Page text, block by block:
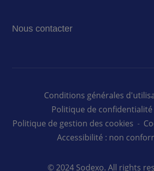
Ecoles & Universités
Administration pénitentiaire
Nous contacter
© 2024 Sodexo. All rights
Conditions générales
Politique de confidentialité
Politique de gestion des cookies
Accessibilité : non